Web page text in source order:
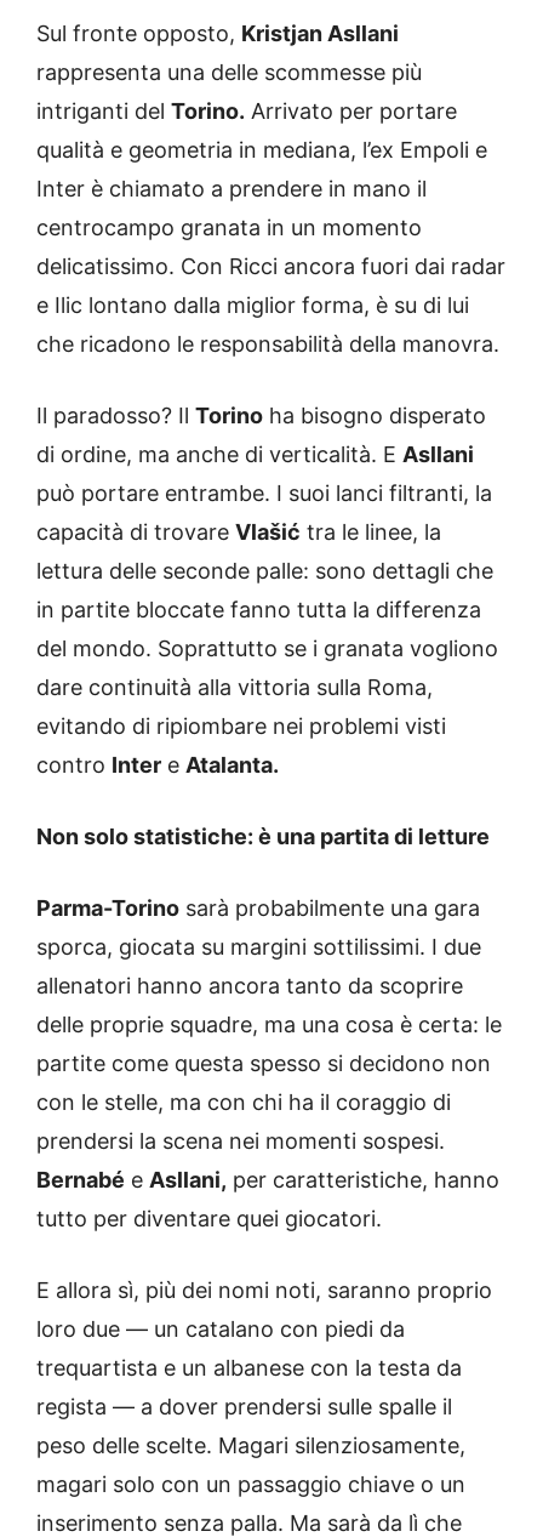
Sul fronte opposto, Kristjan Asllani
rappresenta una delle scommesse più
intriganti del Torino. Arrivato per portare
qualità e geometria in mediana, l’ex Empoli e
Inter è chiamato a prendere in mano il
centrocampo granata in un momento
delicatissimo. Con Ricci ancora fuori dai radar
e Ilic lontano dalla miglior forma, è su di lui
che ricadono le responsabilità della manovra.
Il paradosso? Il Torino ha bisogno disperato
di ordine, ma anche di verticalità. E Asllani
può portare entrambe. I suoi lanci filtranti, la
capacità di trovare Vlašić tra le linee, la
lettura delle seconde palle: sono dettagli che
in partite bloccate fanno tutta la differenza
del mondo. Soprattutto se i granata vogliono
dare continuità alla vittoria sulla Roma,
evitando di ripiombare nei problemi visti
contro Inter e Atalanta.
Non solo statistiche: è una partita di letture
Parma-Torino sarà probabilmente una gara
sporca, giocata su margini sottilissimi. I due
allenatori hanno ancora tanto da scoprire
delle proprie squadre, ma una cosa è certa: le
partite come questa spesso si decidono non
con le stelle, ma con chi ha il coraggio di
prendersi la scena nei momenti sospesi.
Bernabé e Asllani, per caratteristiche, hanno
tutto per diventare quei giocatori.
E allora sì, più dei nomi noti, saranno proprio
loro due — un catalano con piedi da
trequartista e un albanese con la testa da
regista — a dover prendersi sulle spalle il
peso delle scelte. Magari silenziosamente,
magari solo con un passaggio chiave o un
inserimento senza palla. Ma sarà da lì che